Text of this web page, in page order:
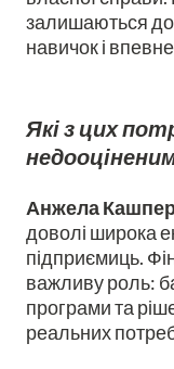
залишаються
навичок і
Які з цих
Анжела
доволі широка
підприємиць.
важливу роль:
програми та
реальних потреб